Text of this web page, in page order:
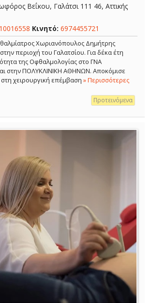
Βεΐκου, Γαλάτσι 111 46, Αττικής
Κινητό: 6974455721
Χωριανόπουλος Δημήτρης
στην περιοχή του Γαλατσίου. Για δέκα έτη
της Οφθαλμολογίας στο ΓΝΑ
στην ΠΟΛΥΚΛΙΝΙΚΗ ΑΘΗΝΩΝ. Αποκόμισε
χειρουργική επέμβαση » Περισσότερες
Προτεινόμενα